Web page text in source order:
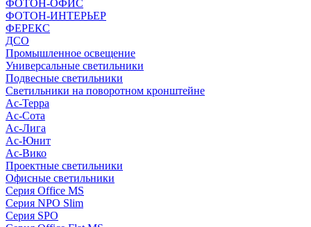
ФОТОН-ОФИС
ФОТОН-ИНТЕРЬЕР
ФЕРЕКС
ДСО
Промышленное освещение
Универсальные светильники
Подвесные светильники
Светильники на поворотном кронштейне
Ас-Терра
Ас-Сота
Ас-Лига
Ас-Юнит
Ас-Вико
Проектные светильники
Офисные светильники
Серия Office MS
Серия NPO Slim
Серия SPO